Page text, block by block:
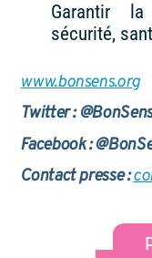
Garantir
sécurité,
www.bonsens.org
Twitter :
Facebook :
Contact presse :